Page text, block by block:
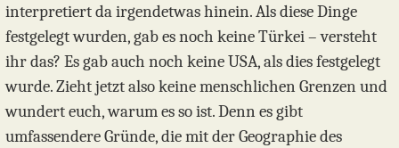
interpretiert da irgendetwas hinein. Als diese Dinge
festgelegt wurden, gab es noch keine Türkei – versteht
ihr das? Es gab auch noch keine USA, als dies festgelegt
wurde. Zieht jetzt also keine menschlichen Grenzen und
wundert euch, warum es so ist. Denn es gibt
umfassendere Gründe, die mit der Geographie des